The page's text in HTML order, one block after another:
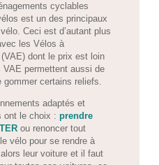
cyclables
est un des principaux
Ceci est d’autant plus
les Vélos à
dont le prix est loin
VAE permettent aussi de
gommer certains reliefs.
adaptés et
ont le choix : prendre
ou renoncer tout
vélo pour se rendre à
leur voiture et il faut